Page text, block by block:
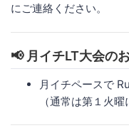
にご連絡ください。
📢 月イチLT大会の
月イチペースで
（通常は第１火曜